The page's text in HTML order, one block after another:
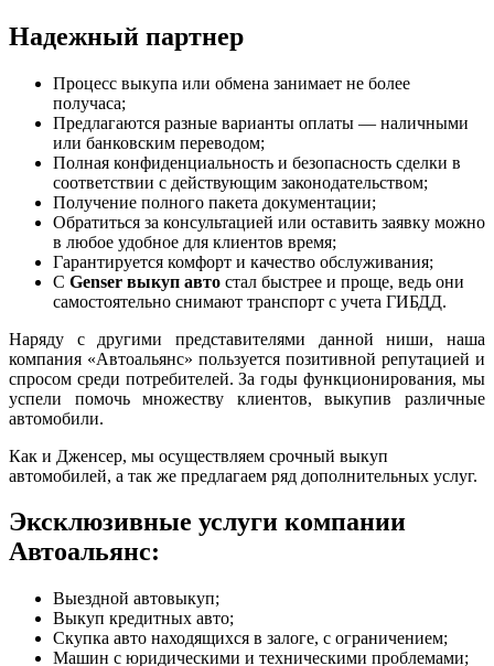
Надежный партнер
Процесс выкупа или обмена занимает не более
получаса;
Предлагаются разные варианты оплаты — наличными
или банковским переводом;
Полная конфиденциальность и безопасность сделки в
соответствии с действующим законодательством;
Получение полного пакета документации;
Обратиться за консультацией или оставить заявку можно
в любое удобное для клиентов время;
Гарантируется комфорт и качество обслуживания;
С Genser выкуп авто стал быстрее и проще, ведь они
самостоятельно снимают транспорт с учета ГИБДД.
Наряду с другими представителями данной ниши, наша
компания «Автоальянс» пользуется позитивной репутацией и
спросом среди потребителей. За годы функционирования, мы
успели помочь множеству клиентов, выкупив различные
автомобили.
Как и Дженсер, мы осуществляем срочный выкуп
автомобилей, а так же предлагаем ряд дополнительных услуг.
Эксклюзивные услуги компании
Автоальянс:
Выездной автовыкуп;
Выкуп кредитных авто;
Скупка авто находящихся в залоге, с ограничением;
Машин с юридическими и техническими проблемами;